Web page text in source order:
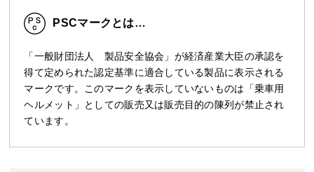
PSCマークとは…
「一般財団法人 製品安全協会」が経済産業大臣の承認を
得て定められた認定基準に適合している製品に表示される
マークです。このマークを表示していないものは「乗車用
ヘルメット」としての販売又は販売目的の陳列が禁止され
ています。